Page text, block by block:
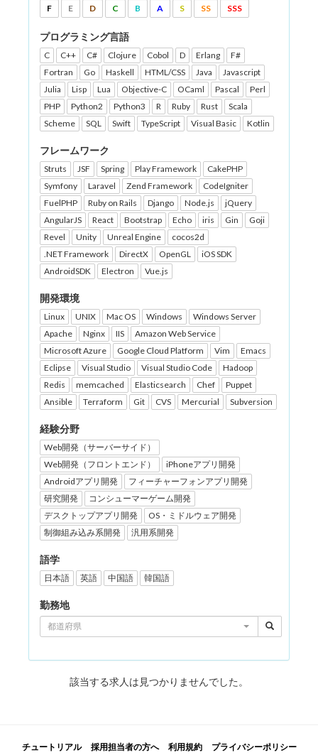
F
E D C B A S SS SSS
プログラミング言語
C C++ C# Clojure Cobol D Erlang
F#
Fortran
Go Haskell HTML/CSS Java
Javascript
Julia
Lisp Lua Objective-C OCaml Pascal
Perl
PHP
Python2 Python3 R Ruby Rust
Scala
Scheme
SQL Swift TypeScript Visual Basic Kotlin
フレームワーク
Struts JSF Spring Play Framework
CakePHP
Symfony
Laravel Zend Framework
CodeIgniter
FuelPHP
Ruby on Rails Django Node.js
jQuery
AngularJS
React Bootstrap Echo iris Gin
Goji
Revel
Unity Unreal Engine
cocos2d
.NET Framework
DirectX OpenGL
iOS SDK
AndroidSDK
Electron Vue.js
開発環境
Linux UNIX Mac OS Windows
Windows Server
Apache
Nginx IIS
Amazon Web Service
Microsoft Azure
Google Cloud Platform Vim
Emacs
Eclipse
Visual Studio Visual Studio Code
Hadoop
Redis
memcached Elasticsearch Chef
Puppet
Ansible
Terraform Git CVS Mercurial Subversion
経験分野
Web開発（サーバーサイド）
Web開発（フロントエンド）
iPhoneアプリ開発
Androidアプリ開発
フィーチャーフォンアプリ開発
研究開発
コンシューマーゲーム開発
デスクトップアプリ開発
OS・ミドルウェア開発
制御組み込み系開発
汎用系開発
語学
日本語 英語 中国語 韓国語
勤務地
都道府県
該当する求人は見つかりませんでした。
チュートリアル 採用担当者の方へ 利用規約 プライバシーポリシー